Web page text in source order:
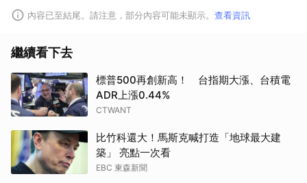
內容已至結尾。請注意，部分內容可能未顯示。 查看資訊
繼續看下去
標普500再創新高！ 台指期大漲、台積電
ADR上漲0.44%
CTWANT
比竹科還大！馬斯克喊打造「地球最大建
築」 亮點一次看
EBC 東森新聞